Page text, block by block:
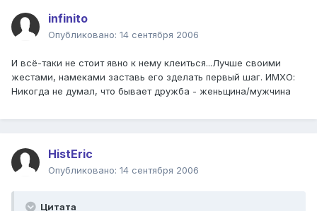
infinito
Опубликовано: 14 сентября 2006
И всё-таки не стоит явно к нему клеиться...Лучше своими
жестами, намеками заставь его зделать первый шаг. ИМХО:
Никогда не думал, что бывает дружба - женьщина/мужчина
HistEric
Опубликовано: 14 сентября 2006
Цитата